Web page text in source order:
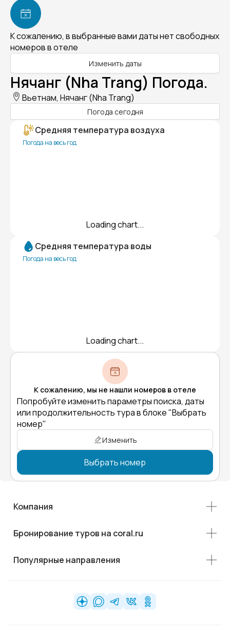
К сожалению, в выбранные вами даты нет свободных
номеров в отеле
Изменить даты
Нячанг (Nha Trang) Погода.
Вьетнам, Нячанг (Nha Trang)
Погода сегодня
Средняя температура воздуха
Погода на весь год
Loading chart...
Средняя температура воды
Погода на весь год
Loading chart...
К сожалению, мы не нашли номеров в отеле
Попробуйте изменить параметры поиска, даты
или продолжительность тура в блоке "Выбрать
номер"
Изменить
Выбрать номер
Компания
Бронирование туров на coral.ru
Популярные направления